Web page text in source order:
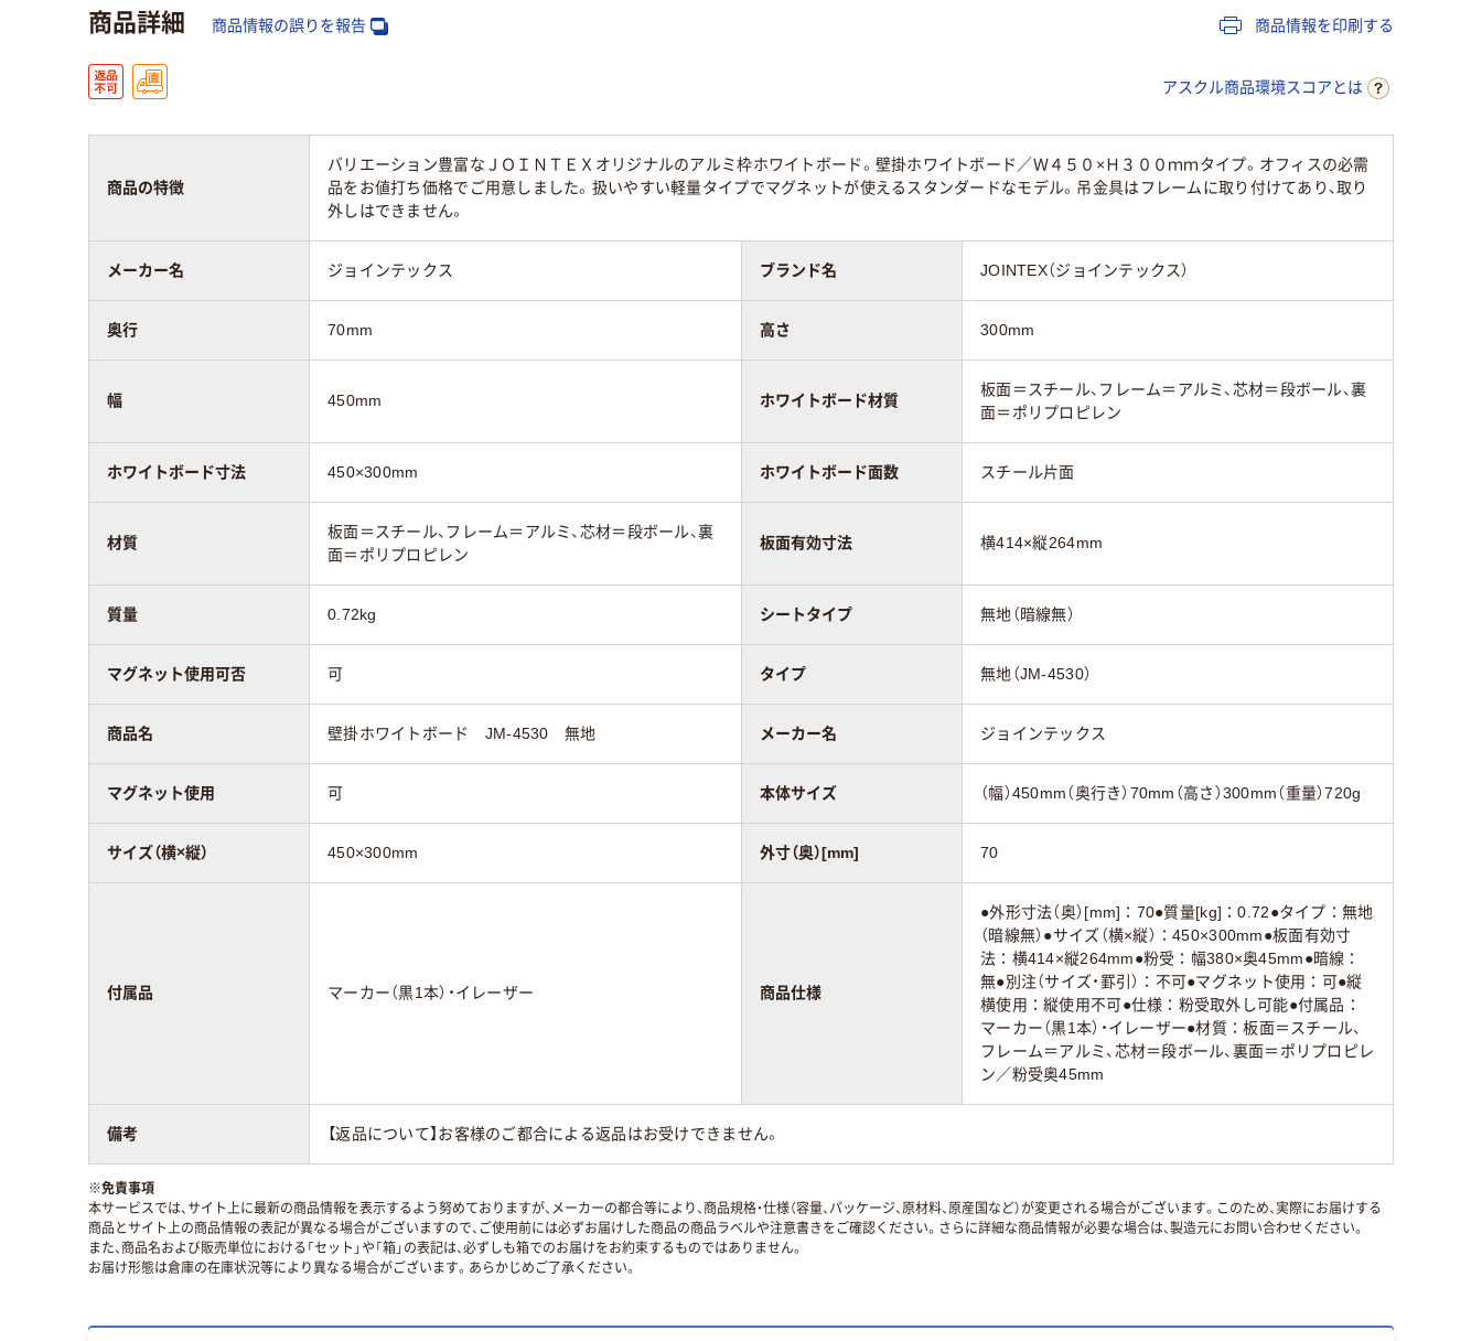
420g 420g 540g 500g 440g
商品詳細 商品情報の誤りを報告 商品情報を印刷する
アスクル商品環境スコアとは
商品の特徴
バリエーション豊富なＪＯＩＮＴＥＸオリジナルのアルミ枠ホワイトボード。壁掛ホワイトボード／Ｗ４５０×Ｈ３００ｍｍタイプ。オフィスの必需
品をお値打ち価格でご用意しました。扱いやすい軽量タイプでマグネットが使えるスタンダードなモデル。吊金具はフレームに取り付けてあり、取り
外しはできません。
メーカー名 ジョインテックス ブランド名 JOINTEX（ジョインテックス）
奥行 70mm 高さ 300mm
幅 450mm ホワイトボード材質
板面＝スチール、フレーム＝アルミ、芯材＝段ボール、裏
面＝ポリプロピレン
ホワイトボード寸法 450×300mm ホワイトボード面数 スチール片面
材質
板面＝スチール、フレーム＝アルミ、芯材＝段ボール、裏
面＝ポリプロピレン
板面有効寸法 横414×縦264mm
質量 0.72kg シートタイプ 無地（暗線無）
マグネット使用可否 可 タイプ 無地（JM-4530）
商品名 壁掛ホワイトボード JM-4530 無地 メーカー名 ジョインテックス
マグネット使用 可 本体サイズ （幅）450mm（奥行き）70mm（高さ）300mm（重量）720g
サイズ（横×縦） 450×300mm 外寸（奥）[mm] 70
付属品 マーカー（黒1本）・イレーザー 商品仕様
●外形寸法（奥）[mm]：70●質量[kg]：0.72●タイプ：無地
（暗線無）●サイズ（横×縦）：450×300mm●板面有効寸
法：横414×縦264mm●粉受：幅380×奥45mm●暗線：
無●別注（サイズ・罫引）：不可●マグネット使用：可●縦
横使用：縦使用不可●仕様：粉受取外し可能●付属品：
マーカー（黒1本）・イレーザー●材質：板面＝スチール、
フレーム＝アルミ、芯材＝段ボール、裏面＝ポリプロピレ
ン／粉受奥45mm
備考 【返品について】お客様のご都合による返品はお受けできません。
※免責事項
本サービスでは、サイト上に最新の商品情報を表示するよう努めておりますが、メーカーの都合等により、商品規格・仕様（容量、パッケージ、原材料、原産国など）が変更される場合がございます。このため、実際にお届けする
商品とサイト上の商品情報の表記が異なる場合がございますので、ご使用前には必ずお届けした商品の商品ラベルや注意書きをご確認ください。さらに詳細な商品情報が必要な場合は、製造元にお問い合わせください。
また、商品名および販売単位における「セット」や「箱」の表記は、必ずしも箱でのお届けをお約束するものではありません。
お届け形態は倉庫の在庫状況等により異なる場合がございます。あらかじめご了承ください。